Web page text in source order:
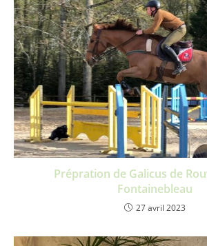
Prépration de Galicus de
Fontainebleau
27 avril 2023